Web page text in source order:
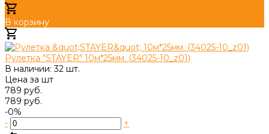
В корзину
Рулетка "STAYER" 10м*25мм. (34025-10_z01)
В наличии: 32 шт.
Цена за шт
789 руб.
789 руб.
-0%
-
+